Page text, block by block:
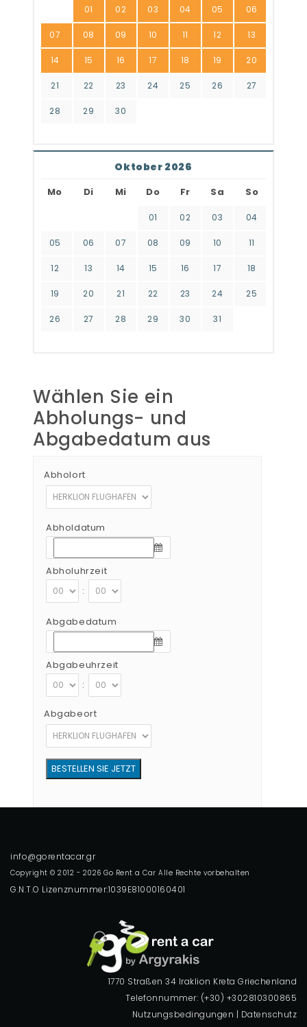
01 02 03 04 05 06
07 08 09 10 11 12 13
14 15 16 17 18 19 20
21 22 23 24 25 26 27
28 29 30
Oktober 2026
Mo Di Mi Do Fr Sa So
01 02 03 04
05 06 07 08 09 10 11
12 13 14 15 16 17 18
19 20 21 22 23 24 25
26 27 28 29 30 31
Wählen Sie ein
Abholungs- und
Abgabedatum aus
Abholort
Abholdatum
Abholuhrzeit
:
Abgabedatum
Abgabeuhrzeit
:
Abgabeort
Copyright © 2012 - 2026 Go Rent a Car Alle Rechte vorbehalten
G.N.T.O Lizenznummer:1039E81000160401
1770 Straßen 34 Iraklion Kreta Griechenland
Telefonnummer: (+30) +302810300865
Nutzungsbedingungen | Datenschutz